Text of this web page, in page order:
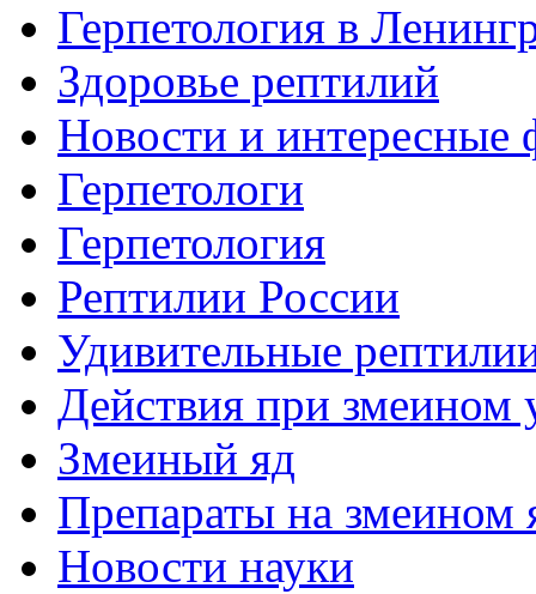
Герпетология в
Здоровье рептилий
Новости и интересные
Герпетологи
Герпетология
Рептилии России
Удивительные
Действия при змеином
Змеиный яд
Препараты на змеином
Новости науки